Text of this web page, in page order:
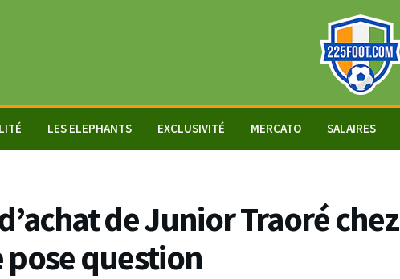
LES ELEPHANTS EXCLUSIVITÉ MERCATO SALAIRES
de Junior Traoré chez
pose question